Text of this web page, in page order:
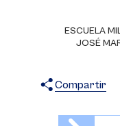
ESCUELA
JOSÉ
Compartir